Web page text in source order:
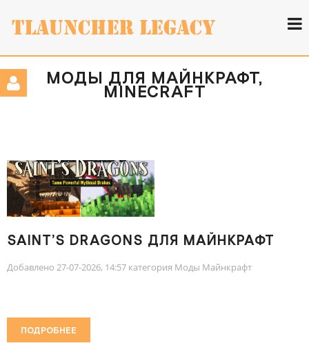
МОДЫ ДЛЯ МАЙНКРАФТ,
MINECRAFT
SAINT’S DRAGONS ДЛЯ МАЙНКРАФТ
Добавлено 27-07-2026, 14:57 категория Моды Майнкрафт
ПОДРОБНЕЕ